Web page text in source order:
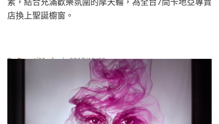
店換上聖誕櫥窗。
ByBeautiMode| 2017/12/09